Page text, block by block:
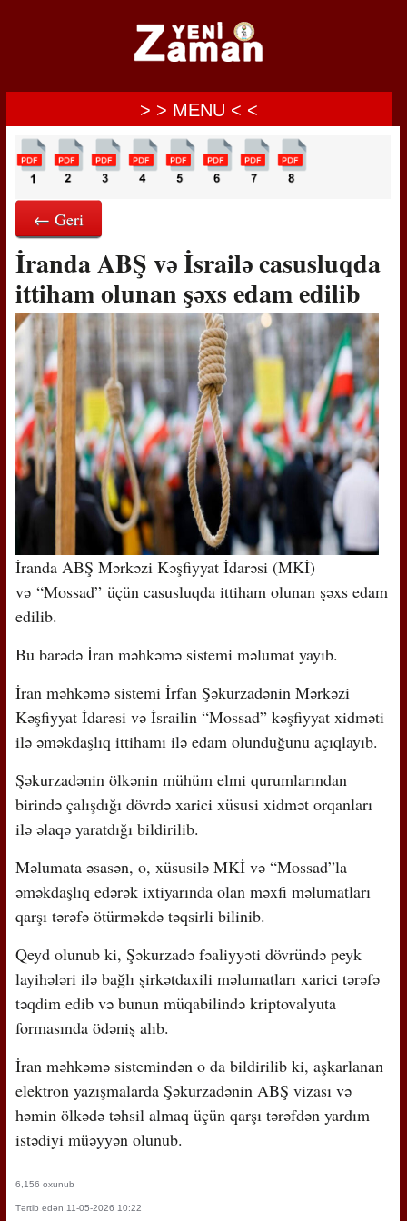
> > MENU < <
← Geri
İranda ABŞ və İsrailə casusluqda
ittiham olunan şəxs edam edilib
İranda ABŞ Mərkəzi Kəşfiyyat İdarəsi (MKİ)
və “Mossad” üçün casusluqda ittiham olunan şəxs edam
edilib.
Bu barədə İran məhkəmə sistemi məlumat yayıb.
İran məhkəmə sistemi İrfan Şəkurzadənin Mərkəzi
Kəşfiyyat İdarəsi və İsrailin “Mossad” kəşfiyyat xidməti
ilə əməkdaşlıq ittihamı ilə edam olunduğunu açıqlayıb.
Şəkurzadənin ölkənin mühüm elmi qurumlarından
birində çalışdığı dövrdə xarici xüsusi xidmət orqanları
ilə əlaqə yaratdığı bildirilib.
Məlumata əsasən, o, xüsusilə MKİ və “Mossad”la
əməkdaşlıq edərək ixtiyarında olan məxfi məlumatları
qarşı tərəfə ötürməkdə təqsirli bilinib.
Qeyd olunub ki, Şəkurzadə fəaliyyəti dövründə peyk
layihələri ilə bağlı şirkətdaxili məlumatları xarici tərəfə
təqdim edib və bunun müqabilində kriptovalyuta
formasında ödəniş alıb.
İran məhkəmə sistemindən o da bildirilib ki, aşkarlanan
elektron yazışmalarda Şəkurzadənin ABŞ vizası və
həmin ölkədə təhsil almaq üçün qarşı tərəfdən yardım
istədiyi müəyyən olunub.
6,156 oxunub
Tərtib edən 11-05-2026 10:22